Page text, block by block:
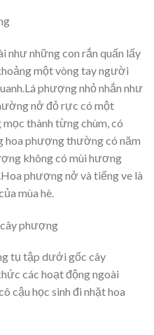
như những con rắn quấn lấy
một vòng tay người
phượng nhỏ nhắn như
nở đỏ rực có một
thành từng chùm, có
hoa phượng thường có năm
không có mùi hương
phượng nở và tiếng ve là
mùa hè.
phượng
tụ tập dưới gốc cây
các hoạt động ngoài
cậu học sinh đi nhặt hoa